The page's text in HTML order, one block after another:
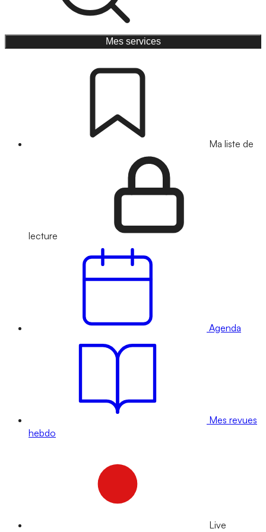
Mes services
Ma liste de
lecture
Agenda
Mes revues
hebdo
Live